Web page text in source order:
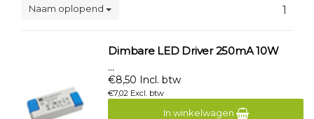
Naam oplopend 1
Dimbare LED Driver 250mA 10W
...
€8,50 Incl. btw
€7,02 Excl. btw
In winkelwagen